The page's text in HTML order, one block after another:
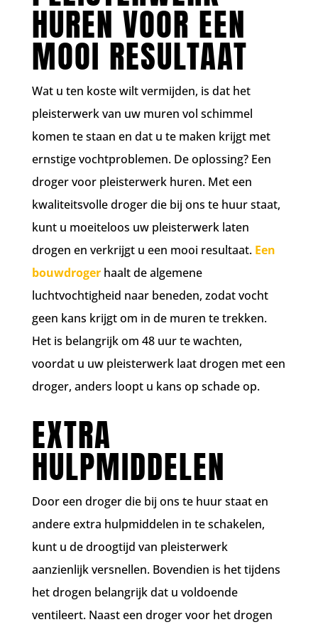
HUREN VOOR EEN
MOOI RESULTAAT
Wat u ten koste wilt vermijden, is dat het
pleisterwerk van uw muren vol schimmel
komen te staan en dat u te maken krijgt met
ernstige vochtproblemen. De oplossing? Een
droger voor pleisterwerk huren. Met een
kwaliteitsvolle droger die bij ons te huur staat,
kunt u moeiteloos uw pleisterwerk laten
drogen en verkrijgt u een mooi resultaat. Een
bouwdrogerhaalt de algemene
luchtvochtigheid naar beneden, zodat vocht
geen kans krijgt om in de muren te trekken.
Het is belangrijk om 48 uur te wachten,
voordat u uw pleisterwerk laat drogen met een
droger, anders loopt u kans op schade op.
EXTRA
HULPMIDDELEN
Door een droger die bij ons te huur staat en
andere extra hulpmiddelen in te schakelen,
kunt u de droogtijd van pleisterwerk
aanzienlijk versnellen. Bovendien is het tijdens
het drogen belangrijk dat u voldoende
ventileert. Naast een droger voor het drogen